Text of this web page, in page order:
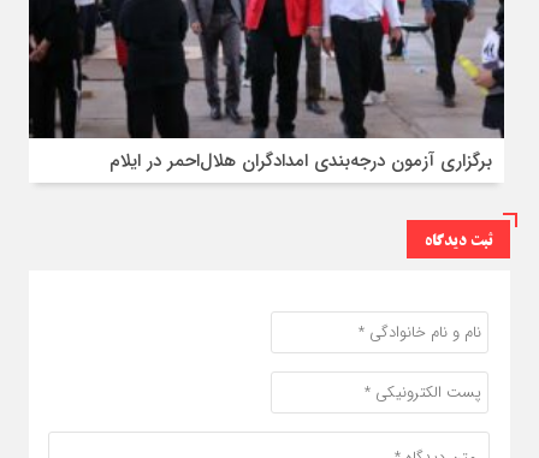
برگزاری آزمون درجه‌بندی امدادگران هلال‌احمر در ایلام
ثبت دیدگاه